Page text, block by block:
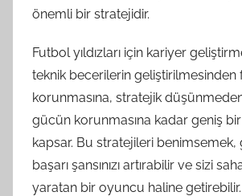
önemli bir stratejidir.
Futbol yıldızları için kariyer
teknik becerilerin geliştirilmesinden
korunmasına, stratejik
gücün korunmasına kadar geniş
kapsar. Bu stratejileri benimsemek,
başarı şansınızı artırabilir ve sizi
yaratan bir oyuncu haline getirebilir.